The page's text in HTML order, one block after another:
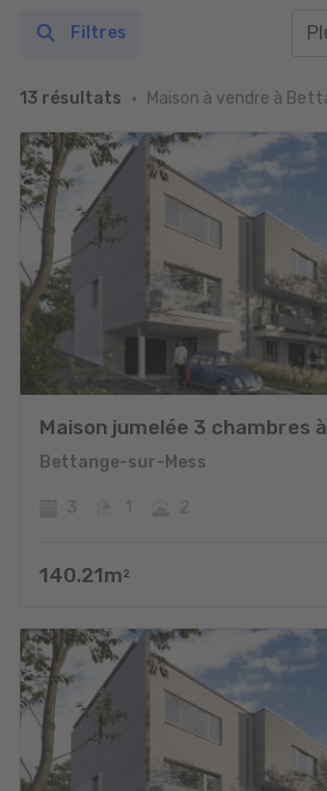
13 résultats Maison à vendre à
Filtres
Maison jumelée 3 chambres
Bettange-sur-Mess
140.21m 2